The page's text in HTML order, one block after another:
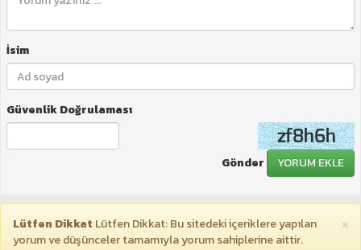
İsim
Güvenlik Doğrulaması
Gönder YORUM EKLE
×
Lütfen Dikkat Lütfen Dikkat: Bu sitedeki içeriklere yapılan
yorum ve düşünceler tamamıyla yorum sahiplerine aittir.